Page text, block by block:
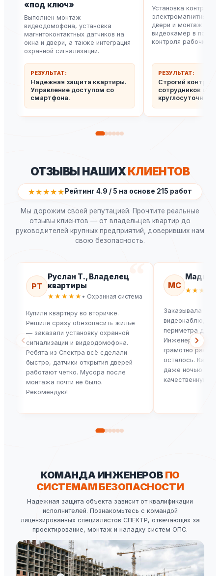
«под ключ»
Выполнен монтаж
видеодомофона, установка
магнитоконтактных датчиков на
окна и двери, а также интеграция
охранной сигнализации.
РЕЗУЛЬТАТ:
Надежная защита квартиры.
Управление доступом со
смартфона.
Установка
электромагнитных
двери и монтаж
видеокамер в
контроля рабочих
РЕЗУЛЬТАТ:
Строгий контроль
сотрудников и
круглосуточная
ОТЗЫВЫ НАШИХКЛИЕНТОВ
★★★★★ Рейтинг 4.9 / 5 на основе 215 работ
Мы дорожим своей репутацией. Прочтите реальные
отзывы клиентов — от владельцев квартир до
руководителей крупных предприятий, доверивших нам
свою безопасность.
РТ
Руслан Т., Владелец
квартиры
★★★★★ • Охранная система
Купили квартиру во вторичке.
Решили сразу обезопасить жилье
— заказали установку охранной
сигнализации и видеодомофона.
Ребята из Спектра всё сделали
быстро, датчики открытия дверей
работают четко. Мусора после
монтажа почти не было.
Рекомендую!
МС
Мадина
★★★★★
Заказывала
периметра для
Инженер
грамотно
осталось.
даже ночью.
качественную
КОМАНДА ИНЖЕНЕРОВ ПО
СИСТЕМАМ БЕЗОПАСНОСТИ
Надежная защита объекта зависит от квалификации
исполнителей. Познакомьтесь с командой
лицензированных специалистов СПЕКТР, отвечающих за
проектирование, монтаж и наладку систем ОПС.